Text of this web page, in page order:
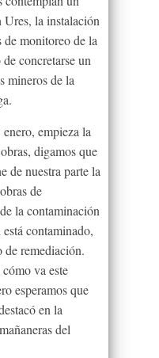
la instalación
monitoreo de la
concretarse un
mineros de la
empieza la
digamos que
de nuestra parte la
de
la contaminación
contaminado,
de remediación.
va este
esperamos que
en la
del